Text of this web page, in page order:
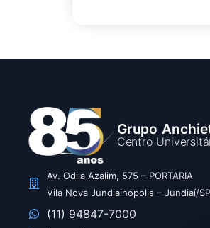
Grupo
Centro
Av. Odila Azalim, 575 – PORTARIA
Vila Nova Jundiainópolis – Jundiaí/
(11) 94847-7000